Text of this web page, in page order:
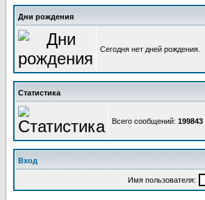
Дни рождения
Сегодня нет дней рождения.
Статистика
Всего сообщений: 199843
Вход
Имя пользователя: